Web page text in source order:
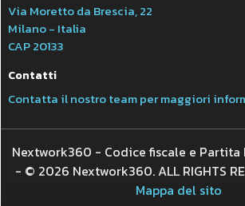
Via Moretto da Brescia, 22
Milano - Italia
CAP 20133
Contatti
Contatta il nostro team per maggiori
Nextwork360 - Codice fiscale e Partita
- © 2026 Nextwork360. ALL RIGHTS
Mappa del sito